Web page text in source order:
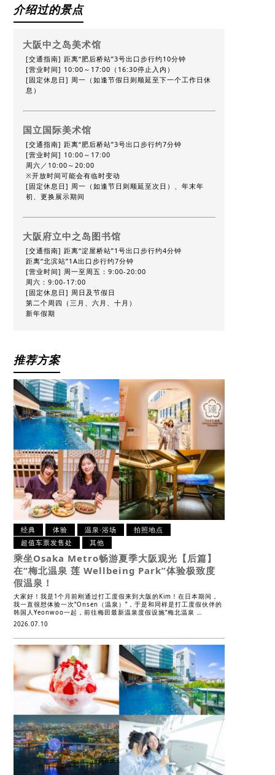
介绍过的景点
大阪中之岛美术馆
[交通指南] 距离“肥后桥站”3号出口步行约10分钟
[营业时间] 10:00～17:00（16:30停止入内）
[固定休息日] 周一（如逢节假日则顺延至下一个工作日休
息）
国立国际美术馆
[交通指南] 距离“肥后桥站”3号出口步行约7分钟
[营业时间] 10:00～17:00
周六／10:00～20:00
※开放时间可能会有临时变动
[固定休息日] 周一（如逢节日则顺延至次日）、年末年
初、更换展示期间
大阪府立中之岛图书馆
[交通指南] 距离“淀屋桥站”1号出口步行约4分钟
距离“北滨站”1A出口步行约7分钟
[营业时间] 周一至周五：9:00-20:00
周六：9:00-17:00
[固定休息日] 周日及节假日
第二个周四（三月、六月、十月）
新年假期
推荐方案
经典 体验 温泉·浴场
拍照地点
超值车票发售处
其他
乘坐Osaka Metro畅游夏季大阪观光【后篇】
在“梅北温泉 莲 Wellbeing Park”体验极致度
假温泉！
大家好！我是1个月前刚通过打工度假来到大阪的Kim！在日本期间，
我一直很想体验一次“Onsen（温泉）”，于是和同样是打工度假伙伴的
韩国人Yeonwoo一起，前往梅田最新温泉度假设施“梅北温泉 …
2026.07.10